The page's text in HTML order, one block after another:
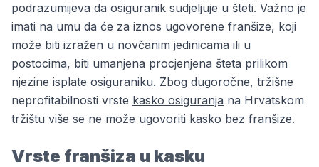
podrazumijeva da osiguranik sudjeljuje u šteti. Važno je
imati na umu da će za iznos ugovorene franšize, koji
može biti izražen u novčanim jedinicama ili u
postocima, biti umanjena procjenjena šteta prilikom
njezine isplate osiguraniku. Zbog dugoročne, tržišne
neprofitabilnosti vrste kasko osiguranja na Hrvatskom
tržištu više se ne može ugovoriti kasko bez franšize.
Vrste franšiza u kasku